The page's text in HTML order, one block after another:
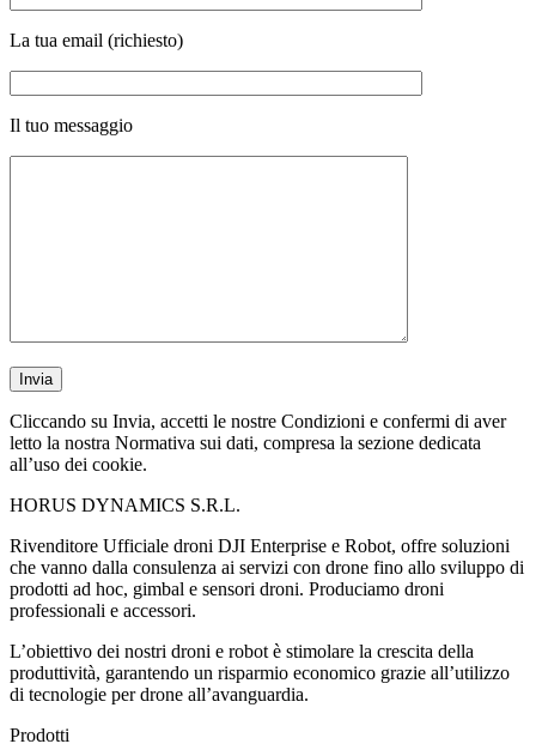
La tua email (richiesto)
Il tuo messaggio
Cliccando su Invia, accetti le nostre Condizioni e confermi di aver
letto la nostra Normativa sui dati, compresa la sezione dedicata
all’uso dei cookie.
HORUS DYNAMICS S.R.L.
Rivenditore Ufficiale droni DJI Enterprise e Robot, offre soluzioni
che vanno dalla consulenza ai servizi con drone fino allo sviluppo di
prodotti ad hoc, gimbal e sensori droni. Produciamo droni
professionali e accessori.
L’obiettivo dei nostri droni e robot è stimolare la crescita della
produttività, garantendo un risparmio economico grazie all’utilizzo
di tecnologie per drone all’avanguardia.
Prodotti